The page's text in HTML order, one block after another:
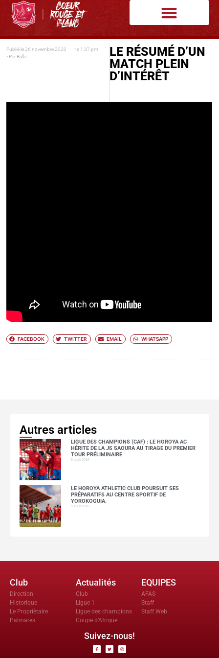
Publié le 26 novembre 2020 • à 1:37 pm
• Par Balla
LE RÉSUMÉ D’UN
MATCH PLEIN
D’INTÉRÊT
FACEBOOK TWITTER EMAIL WHATSAPP
Autres articles
LIGUE DES CHAMPIONS (CAF) : LE HOROYA AC
HÉRITE DE LA JS SAOURA AU TIRAGE DU PREMIER
TOUR PRÉLIMINAIRE
6 août 2026
LE HOROYA ATHLETIC CLUB POURSUIT SES
PRÉPARATIFS AU CENTRE SPORTIF DE
YOROKOGUIA.
6 août 2026
Club
Direction
Historique
Le Propriètaire
Palmares
Actualités
Club
Ligue 1
Ligue des champions
Coupe d'Afrique
EQUIPES
AFAS
Staff
Staff Web
Suivez-nous!